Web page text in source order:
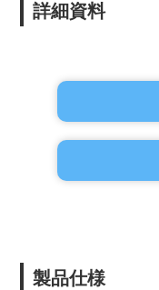
詳細資料
製品仕様